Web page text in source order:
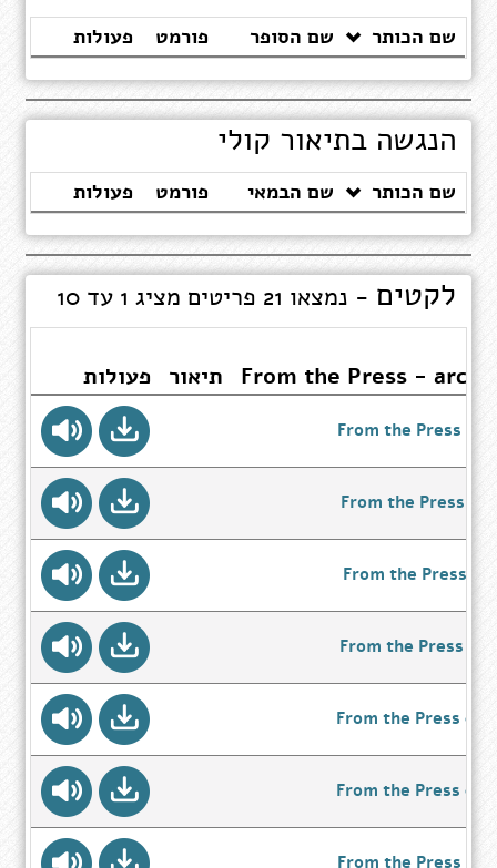
שם הכותר שם הסופר פורמט פעולות
הנגשה בתיאור קולי
שם הכותר שם הבמאי פורמט פעולות
לקטים - נמצאו 21 פריטים מציג 1 עד 10
From the Press - תיאור פעולות
From the Press 02/
From the Press 12/
From the Press 11/
From the Press 10/
From the Press 09/
From the Press 08/
From the Press 07/